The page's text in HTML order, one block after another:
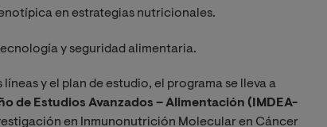
en estrategias nutricionales.
y seguridad alimentaria.
y el plan de estudio, el programa se lleva a
de Estudios Avanzados – Alimentación (IMDEA-
en Inmunonutrición Molecular en Cáncer